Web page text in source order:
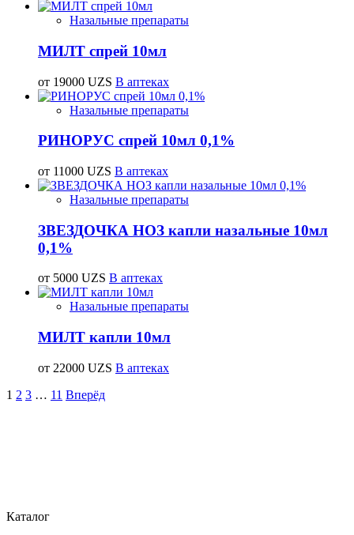
Назальные препараты
МИЛТ спрей 10мл
от 19000 UZS В аптеках
Назальные препараты
РИНОРУС спрей 10мл 0,1%
от 11000 UZS В аптеках
Назальные препараты
ЗВЕЗДОЧКА НОЗ капли назальные 10мл
0,1%
от 5000 UZS В аптеках
Назальные препараты
МИЛТ капли 10мл
от 22000 UZS В аптеках
1 2 3 … 11 Вперёд
Каталог